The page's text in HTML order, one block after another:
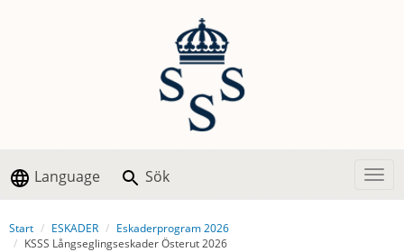
Language Sök
Start ESKADER
Eskaderprogram 2026
KSSS Långseglingseskader Österut 2026